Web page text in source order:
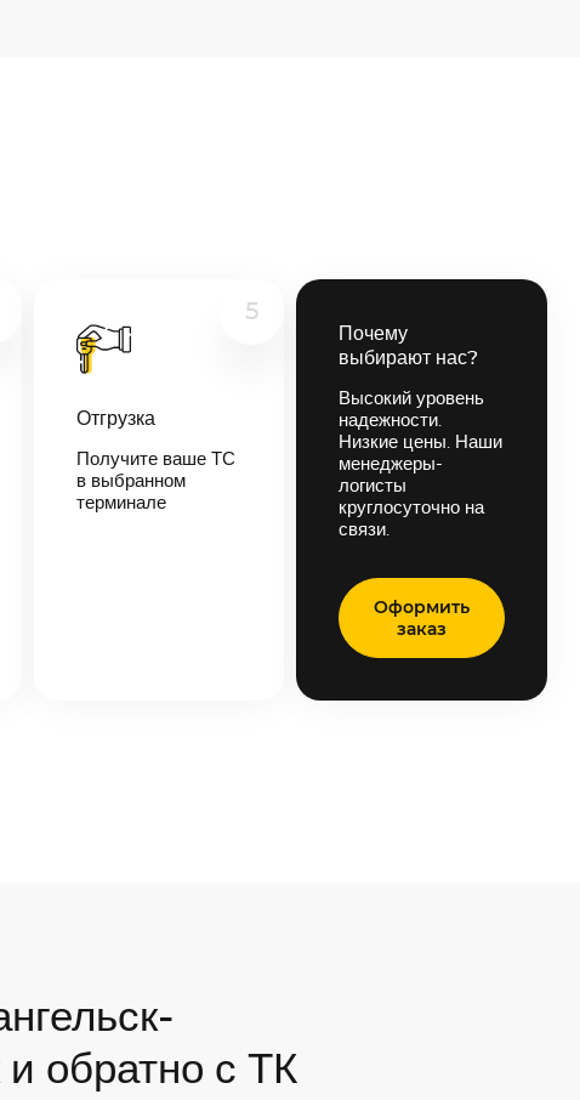
5
Отгрузка
Получите ваше ТС
в выбранном
терминале
Почему
выбирают нас?
Высокий уровень
надежности.
Низкие цены. Наши
менеджеры-
логисты
круглосуточно на
связи.
Оформить
заказ
и обратно с ТК